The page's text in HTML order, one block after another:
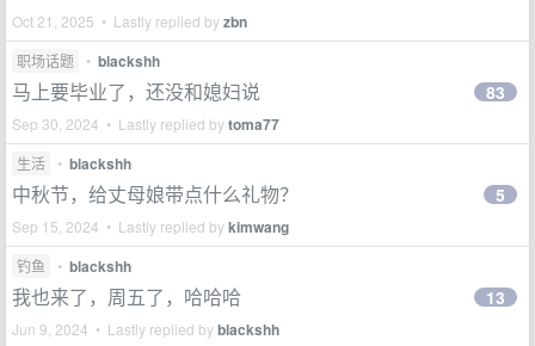
Oct 21, 2025 • Lastly replied byzbn
职场话题 • blackshh
马上要毕业了，还没和媳妇说
Sep 30, 2024 • Lastly replied bytoma77
83
生活 • blackshh
中秋节，给丈母娘带点什么礼物？
Sep 15, 2024 • Lastly replied bykimwang
5
钓鱼 • blackshh
我也来了，周五了，哈哈哈
Jun 9, 2024 • Lastly replied byblackshh
13